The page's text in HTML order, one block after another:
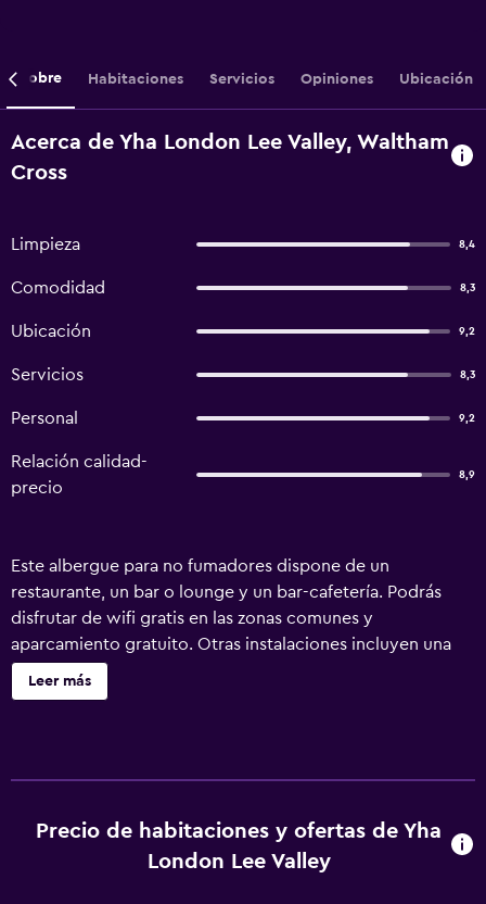
Sobre Habitaciones Servicios Opiniones Ubicación
Acerca de Yha London Lee Valley, Waltham
Cross
Limpieza 8,4
Comodidad 8,3
Ubicación 9,2
Servicios 8,3
Personal 9,2
Relación calidad-
precio
8,9
Este albergue para no fumadores dispone de un
restaurante, un bar o lounge y un bar-cafetería. Podrás
disfrutar de wifi gratis en las zonas comunes y
aparcamiento gratuito. Otras instalaciones incluyen una
cafetería, lavandería y servicio de recepción 24 horas. No
se ofrece servicio de limpieza. YHA London Lee Valley -
instalaciones o cerca del alojamiento (es posible que se
aplique un recargo).
Leer más
Precio de habitaciones y ofertas de Yha
London Lee Valley